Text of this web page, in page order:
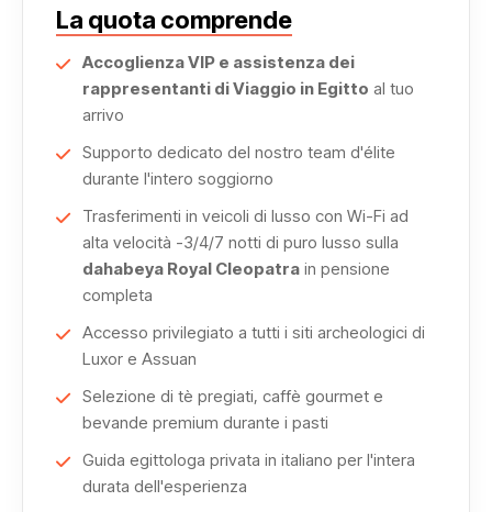
Karnak e dai segreti della Valle dei Re, inizierai a percepire
il respiro dell'antico Egitto.
Mentre ladahabeya Royal Cleopatrascivola
silenziosamente sulle acque sacre, sarai avvolto da
panorami mozzafiato: palmeti che si stagliano contro
l'orizzonte dorato e villaggi nubiani che punteggiano le
rive come perle di un'antica collana.
Il tuo percorso ti porterà a Edfu, doveil tempio di Horus
ti attende in tutto il suo splendore millenario. A Kom
Ombo, ammirerai la duplice meraviglia del tempio
dedicato a Sobek e Haroeris, un capolavoro
architettonico senza eguali.
ancora più speciale dall'intimità e dal comfort offerti dalla
La quota comprende
Accoglienza VIP e assistenza dei
rappresentanti di Viaggio in Egitto al tuo
arrivo
Supporto dedicato del nostro team d'élite
durante l'intero soggiorno
Trasferimenti in veicoli di lusso con Wi-Fi ad
alta velocità -3/4/7 notti di puro lusso sulla
dahabeya Royal Cleopatra in pensione
completa
Accesso privilegiato a tutti i siti archeologici di
Luxor e Assuan
Selezione di tè pregiati, caffè gourmet e
bevande premium durante i pasti
Guida egittologa privata in italiano per l'intera
durata dell'esperienza